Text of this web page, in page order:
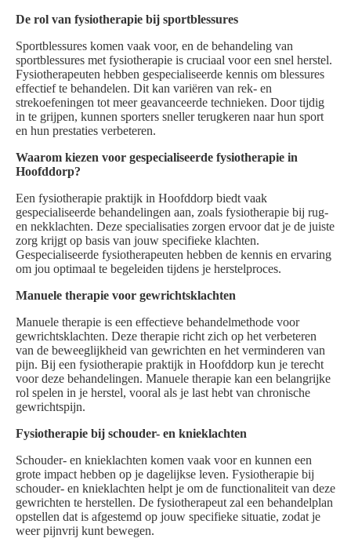
De rol van fysiotherapie bij sportblessures
Sportblessures komen vaak voor, en de behandeling van
sportblessures met fysiotherapie is cruciaal voor een snel herstel.
Fysiotherapeuten hebben gespecialiseerde kennis om blessures
effectief te behandelen. Dit kan variëren van rek- en
strekoefeningen tot meer geavanceerde technieken. Door tijdig
in te grijpen, kunnen sporters sneller terugkeren naar hun sport
en hun prestaties verbeteren.
Waarom kiezen voor gespecialiseerde fysiotherapie in
Hoofddorp?
Een fysiotherapie praktijk in Hoofddorp biedt vaak
gespecialiseerde behandelingen aan, zoals fysiotherapie bij rug-
en nekklachten. Deze specialisaties zorgen ervoor dat je de juiste
zorg krijgt op basis van jouw specifieke klachten.
Gespecialiseerde fysiotherapeuten hebben de kennis en ervaring
om jou optimaal te begeleiden tijdens je herstelproces.
Manuele therapie voor gewrichtsklachten
Manuele therapie is een effectieve behandelmethode voor
gewrichtsklachten. Deze therapie richt zich op het verbeteren
van de beweeglijkheid van gewrichten en het verminderen van
pijn. Bij een fysiotherapie praktijk in Hoofddorp kun je terecht
voor deze behandelingen. Manuele therapie kan een belangrijke
rol spelen in je herstel, vooral als je last hebt van chronische
gewrichtspijn.
Fysiotherapie bij schouder- en knieklachten
Schouder- en knieklachten komen vaak voor en kunnen een
grote impact hebben op je dagelijkse leven. Fysiotherapie bij
schouder- en knieklachten helpt je om de functionaliteit van deze
gewrichten te herstellen. De fysiotherapeut zal een behandelplan
opstellen dat is afgestemd op jouw specifieke situatie, zodat je
weer pijnvrij kunt bewegen.